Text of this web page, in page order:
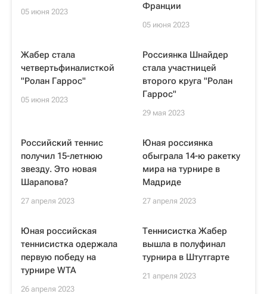
05 июня 2023
Франции
05 июня 2023
Жабер стала
четвертьфиналисткой
"Ролан Гаррос"
05 июня 2023
Россиянка Шнайдер
стала участницей
второго круга "Ролан
Гаррос"
29 мая 2023
Российский теннис
получил 15-летнюю
звезду. Это новая
Шарапова?
27 апреля 2023
Юная россиянка
обыграла 14-ю ракетку
мира на турнире в
Мадриде
27 апреля 2023
Юная российская
теннисистка одержала
первую победу на
турнире WTA
26 апреля 2023
Теннисистка Жабер
вышла в полуфинал
турнира в Штутгарте
21 апреля 2023